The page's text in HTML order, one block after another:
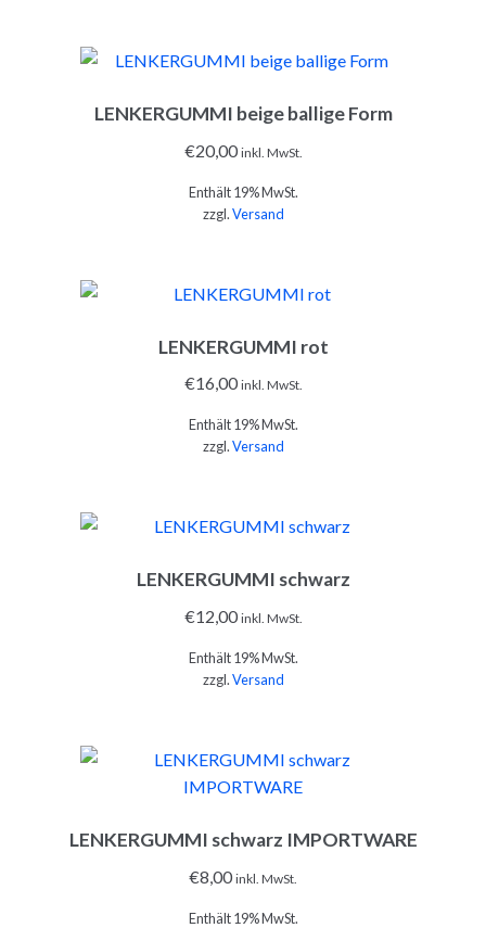
IN DEN WARENKORB
LENKERGUMMI beige ballige Form
€20,00 inkl. MwSt.
Enthält 19% MwSt.
zzgl.Versand
IN DEN WARENKORB
LENKERGUMMI rot
€16,00 inkl. MwSt.
Enthält 19% MwSt.
zzgl.Versand
IN DEN WARENKORB
LENKERGUMMI schwarz
€12,00 inkl. MwSt.
Enthält 19% MwSt.
zzgl.Versand
LENKERGUMMI schwarz IMPORTWARE
€8,00 inkl. MwSt.
Enthält 19% MwSt.